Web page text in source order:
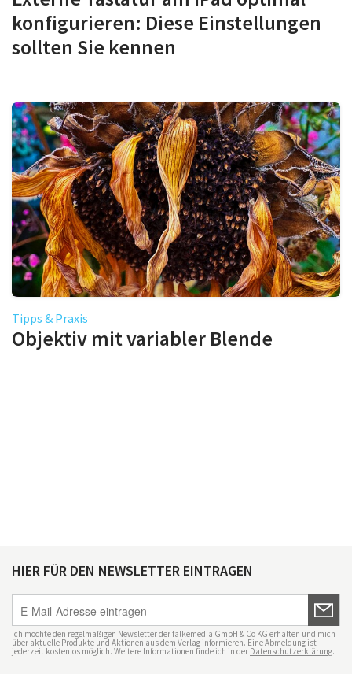
konfigurieren: Diese Einstellungen
sollten Sie kennen
Tipps & Praxis
Objektiv mit variabler Blende
HIER FÜR DEN NEWSLETTER EINTRAGEN
Ich möchte den regelmäßigen Newsletter der falkemedia GmbH & Co KG erhalten und mich
über aktuelle Produkte und Aktionen aus dem Verlag informieren. Eine Abmeldung ist
jederzeit kostenlos möglich. Weitere Informationen finde ich in der Datenschutzerklärung.